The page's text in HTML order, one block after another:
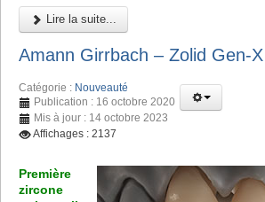
Lire la suite...
Amann Girrbach – Zolid Gen-X
Catégorie : Nouveauté
Publication : 16 octobre 2020
Mis à jour : 14 octobre 2023
Affichages : 2137
Première
zircone